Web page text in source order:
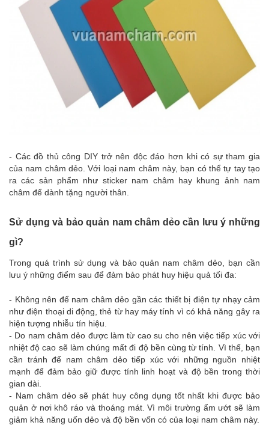
- Các đồ thủ công DIY trở nên độc đáo hơn khi có sự tham gia
của nam châm dẻo. Với loại nam châm này, bạn có thể tự tay tạo
ra các sản phẩm như sticker nam châm hay khung ảnh nam
châm để dành tặng người thân.
Sử dụng và bảo quản nam châm dẻo cần lưu ý những
gì?
Trong quá trình sử dụng và bảo quản nam châm dẻo, bạn cần
lưu ý những điểm sau để đảm bảo phát huy hiệu quả tối đa:
- Không nên để nam châm dẻo gần các thiết bị điện tự nhạy cảm
như điện thoại di động, thẻ từ hay máy tính vì có khả năng gây ra
hiện tượng nhiễu tín hiệu.
- Do nam châm dẻo được làm từ cao su cho nên việc tiếp xúc với
nhiệt độ cao sẽ làm chúng mất đi độ bền cùng từ tính. Vì thế, bạn
cần tránh để nam châm dẻo tiếp xúc với những nguồn nhiệt
mạnh để đảm bảo giữ được tính linh hoạt và độ bền trong thời
gian dài.
- Nam châm dẻo sẽ phát huy công dụng tốt nhất khi được bảo
quản ở nơi khô ráo và thoáng mát. Vì môi trường ẩm ướt sẽ làm
giảm khả năng uốn dẻo và độ bền vốn có của loại nam châm này.